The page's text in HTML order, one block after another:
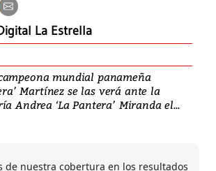
La Estrella
mundial panameña
Martínez se las verá ante la
Andrea ‘La Pantera’ Miranda el...
de nuestra cobertura en los resultados